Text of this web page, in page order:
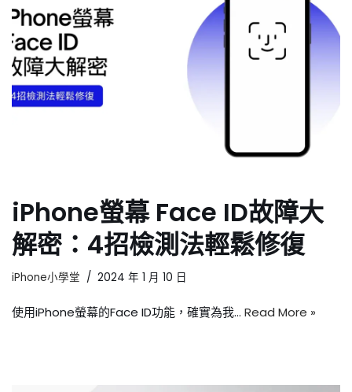
iPhone螢幕 Face ID故障大
解密：4招檢測法輕鬆修復
iPhone小學堂 2024 年 1 月 10 日
使用iPhone螢幕的Face ID功能，確實為我… Read More »